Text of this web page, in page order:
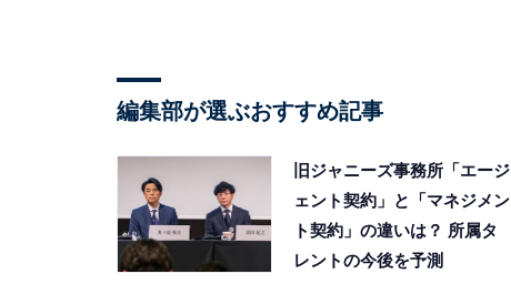
編集部が選ぶおすすめ記事
旧ジャニーズ事務所「エージ
ェント契約」と「マネジメン
ト契約」の違いは？ 所属タ
レントの今後を予測